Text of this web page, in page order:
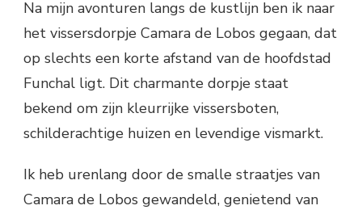
Na mijn avonturen langs de kustlijn ben ik naar
het vissersdorpje Camara de Lobos gegaan, dat
op slechts een korte afstand van de hoofdstad
Funchal ligt. Dit charmante dorpje staat
bekend om zijn kleurrijke vissersboten,
schilderachtige huizen en levendige vismarkt.
Ik heb urenlang door de smalle straatjes van
Camara de Lobos gewandeld, genietend van